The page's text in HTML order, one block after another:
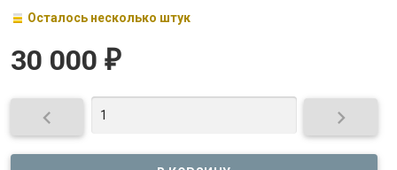
Осталось несколько штук
30 000 ₽
 